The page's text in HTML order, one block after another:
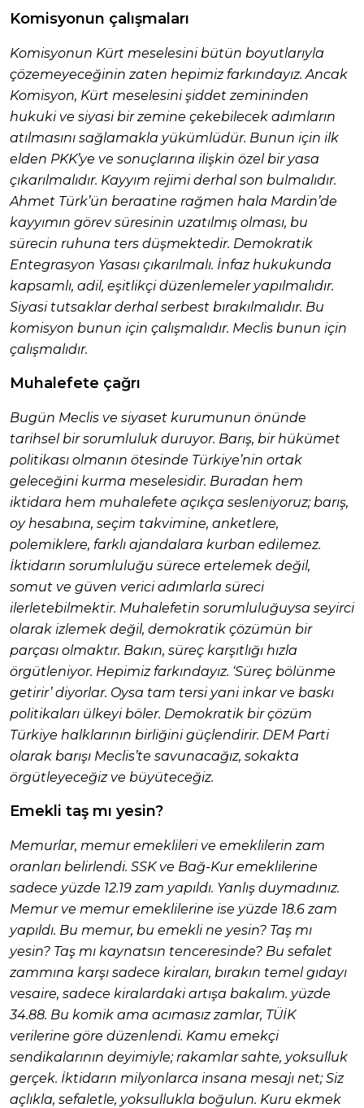
Komisyonun çalışmaları
Komisyonun Kürt meselesini bütün boyutlarıyla
çözemeyeceğinin zaten hepimiz farkındayız. Ancak
Komisyon, Kürt meselesini şiddet zemininden
hukuki ve siyasi bir zemine çekebilecek adımların
atılmasını sağlamakla yükümlüdür. Bunun için ilk
elden PKK’ye ve sonuçlarına ilişkin özel bir yasa
çıkarılmalıdır. Kayyım rejimi derhal son bulmalıdır.
Ahmet Türk’ün beraatine rağmen hala Mardin’de
kayyımın görev süresinin uzatılmış olması, bu
sürecin ruhuna ters düşmektedir. Demokratik
Entegrasyon Yasası çıkarılmalı. İnfaz hukukunda
kapsamlı, adil, eşitlikçi düzenlemeler yapılmalıdır.
Siyasi tutsaklar derhal serbest bırakılmalıdır. Bu
komisyon bunun için çalışmalıdır. Meclis bunun için
çalışmalıdır.
Muhalefete çağrı
Bugün Meclis ve siyaset kurumunun önünde
tarihsel bir sorumluluk duruyor. Barış, bir hükümet
politikası olmanın ötesinde Türkiye’nin ortak
geleceğini kurma meselesidir. Buradan hem
iktidara hem muhalefete açıkça sesleniyoruz; barış,
oy hesabına, seçim takvimine, anketlere,
polemiklere, farklı ajandalara kurban edilemez.
İktidarın sorumluluğu sürece ertelemek değil,
somut ve güven verici adımlarla süreci
ilerletebilmektir. Muhalefetin sorumluluğuysa seyirci
olarak izlemek değil, demokratik çözümün bir
parçası olmaktır. Bakın, süreç karşıtlığı hızla
örgütleniyor. Hepimiz farkındayız. ‘Süreç bölünme
getirir’ diyorlar. Oysa tam tersi yani inkar ve baskı
politikaları ülkeyi böler. Demokratik bir çözüm
Türkiye halklarının birliğini güçlendirir. DEM Parti
olarak barışı Meclis’te savunacağız, sokakta
örgütleyeceğiz ve büyüteceğiz.
Emekli taş mı yesin?
Memurlar, memur emeklileri ve emeklilerin zam
oranları belirlendi. SSK ve Bağ-Kur emeklilerine
sadece yüzde 12.19 zam yapıldı. Yanlış duymadınız.
Memur ve memur emeklilerine ise yüzde 18.6 zam
yapıldı. Bu memur, bu emekli ne yesin? Taş mı
yesin? Taş mı kaynatsın tenceresinde? Bu sefalet
zammına karşı sadece kiraları, bırakın temel gıdayı
vesaire, sadece kiralardaki artışa bakalım. yüzde
34.88. Bu komik ama acımasız zamlar, TÜİK
verilerine göre düzenlendi. Kamu emekçi
sendikalarının deyimiyle; rakamlar sahte, yoksulluk
gerçek. İktidarın milyonlarca insana mesajı net; Siz
açlıkla, sefaletle, yoksullukla boğulun. Kuru ekmek